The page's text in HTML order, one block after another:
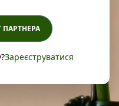
ПАРТНЕРА
Зареєструватися